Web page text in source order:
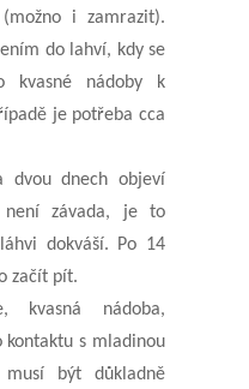
i zamrazit).
do lahví, kdy se
kvasné nádoby k
je potřeba cca
dvou dnech objeví
závada, je to
dokváší. Po 14
začít pít.
kvasná nádoba,
s mladinou
musí být důkladně